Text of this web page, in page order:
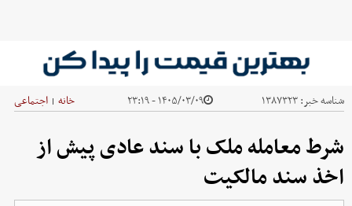
شناسه خبر:۱۳۸۷۳۲۳ ۱۴۰۵/۰۳/۰۹ - ۲۳:۱۹ خانه | اجتماعی
شرط معامله ملک با سند عادی پیش از
اخذ سند مالکیت